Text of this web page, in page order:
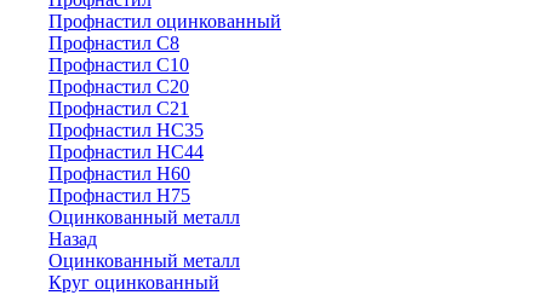
Профнастил оцинкованный
Профнастил С8
Профнастил С10
Профнастил С20
Профнастил С21
Профнастил НС35
Профнастил НС44
Профнастил Н60
Профнастил Н75
Оцинкованный металл
Назад
Оцинкованный металл
Круг оцинкованный